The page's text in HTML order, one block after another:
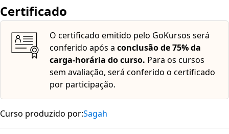
Certificado
O certificado emitido pelo GoKursos será
conferido após a conclusão de 75% da
carga-horária do curso. Para os cursos
sem avaliação, será conferido o certificado
por participação.
Curso produzido por:Sagah